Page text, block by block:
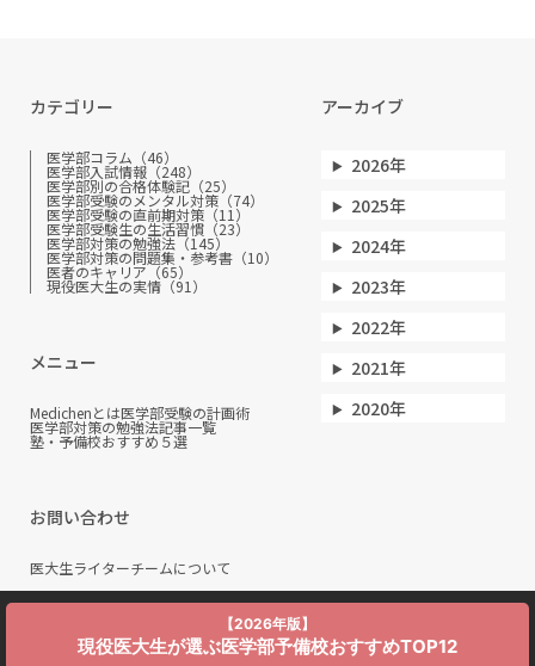
カテゴリー
医学部コラム（46）
医学部入試情報（248）
医学部別の合格体験記（25）
医学部受験のメンタル対策（74）
医学部受験の直前期対策（11）
医学部受験生の生活習慣（23）
医学部対策の勉強法（145）
医学部対策の問題集・参考書（10）
医者のキャリア（65）
現役医大生の実情（91）
メニュー
Medichenとは医学部受験の計画術
医学部対策の勉強法記事一覧
塾・予備校おすすめ５選
お問い合わせ
医大生ライターチームについて
アーカイブ
2026年
2025年
2024年
2023年
2022年
2021年
2020年
【2026年版】
現役医大生が選ぶ医学部予備校おすすめTOP12